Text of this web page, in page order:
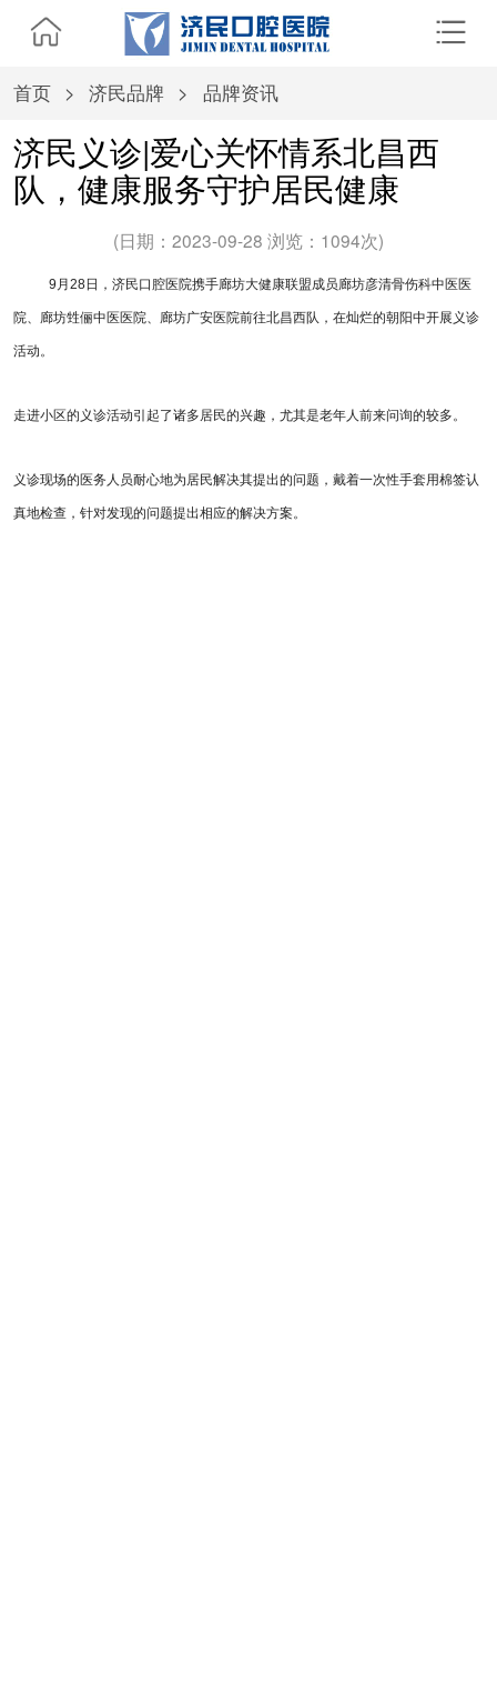
首页 > 济民品牌 > 品牌资讯
济民义诊|爱心关怀情系北昌西
队，健康服务守护居民健康
(日期：2023-09-28 浏览： 1094次)
9月28日，济民口腔医院携手廊坊大健康联盟成员廊坊彦清骨伤科中医医
院、廊坊甡俪中医医院、廊坊广安医院前往北昌西队，在灿烂的朝阳中开展义诊
活动。
走进小区的义诊活动引起了诸多居民的兴趣，尤其是老年人前来问询的较多。
义诊现场的医务人员耐心地为居民解决其提出的问题，戴着一次性手套用棉签认
真地检查，针对发现的问题提出相应的解决方案。